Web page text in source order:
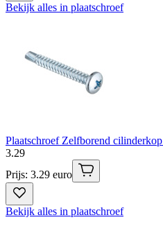
Bekijk alles in plaatschroef
Plaatschroef Zelfborend
3.29
Prijs: 3.29 euro
Bekijk alles in plaatschroef